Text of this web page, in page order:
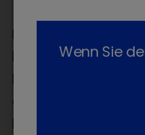
Residente oder
Diese Cookies
Benutzers
gelöscht, wenn der
Permanente
Wenn Sie